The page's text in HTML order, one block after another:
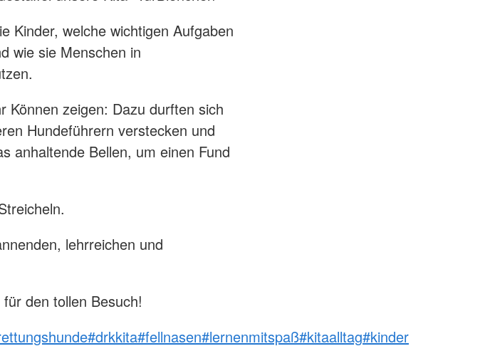
Kinder, welche wichtigen Aufgaben
wie sie Menschen in
Können zeigen: Dazu durften sich
Hundeführern verstecken und
anhaltende Bellen, um einen Fund
lehrreichen und
den tollen Besuch!
#drkkita#fellnasen#lernenmitspaß#kitaalltag#kinder